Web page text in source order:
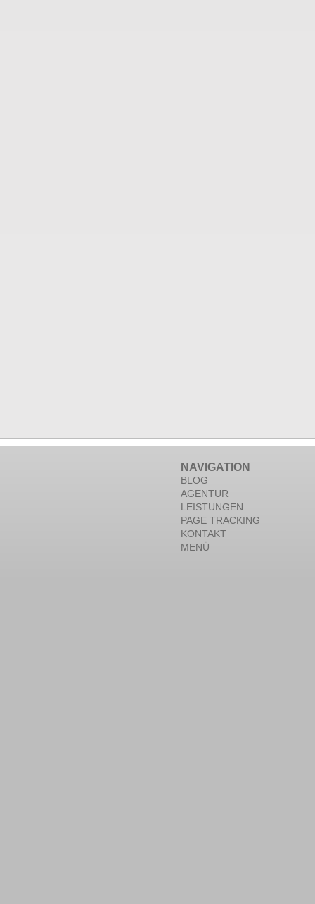
NAVIGATION
BLOG
AGENTUR
LEISTUNGEN
PAGE TRACKING
KONTAKT
MENÜ